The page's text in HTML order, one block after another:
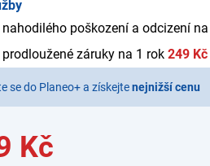
poškození a odcizení
záruky na 1 rok 249 Kč
se do Planeo+ a získejtenejnižší cenu
Kč